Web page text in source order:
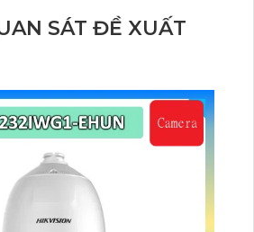
sống thông minh.
SÁT ĐỀ XUẤT